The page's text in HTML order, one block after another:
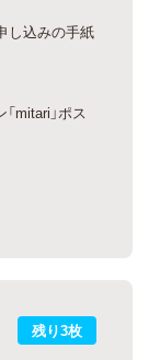
し込みの手紙
mitari」ポス
残り3枚